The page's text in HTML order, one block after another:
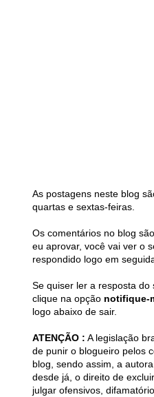
As postagens neste blog
quartas e sextas-feiras.
Os comentários no blog são
eu aprovar, você vai ver o
respondido logo em
Se quiser ler a resposta do
clique na opção notifique-
logo abaixo de sair.
ATENÇÃO : A legislação
de punir o blogueiro pelos
blog, sendo assim, a
desde já, o direito de
julgar ofensivos,